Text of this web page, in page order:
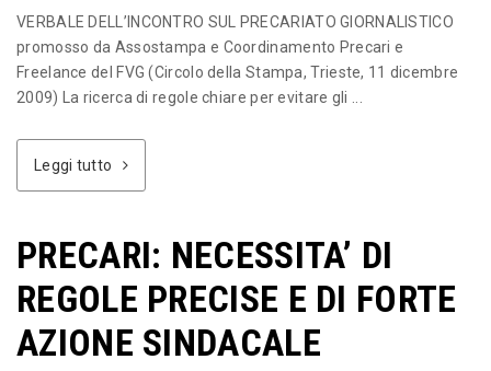
VERBALE DELL’INCONTRO SUL PRECARIATO GIORNALISTICO
promosso da Assostampa e Coordinamento Precari e
Freelance del FVG (Circolo della Stampa, Trieste, 11 dicembre
2009) La ricerca di regole chiare per evitare gli ...
Leggi tutto
PRECARI: NECESSITA’ DI
REGOLE PRECISE E DI FORTE
AZIONE SINDACALE